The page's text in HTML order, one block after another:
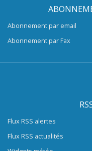
Abonnement par email
Abonnement par Fax
Flux RSS alertes
Flux RSS actualités